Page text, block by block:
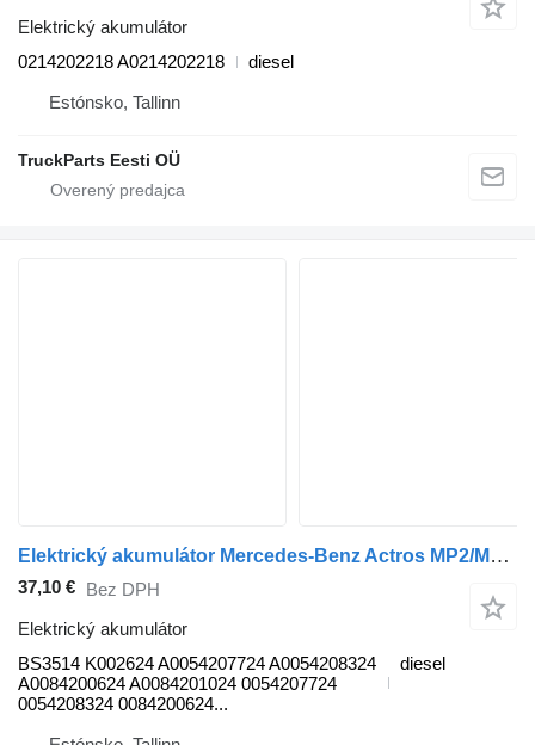
Elektrický akumulátor
0214202218 A0214202218
diesel
Estónsko, Tallinn
TruckParts Eesti OÜ
Elektrický akumulátor Mercedes-Benz Actros MP2/MP3 1846 (01.02-) BS3514 K002624 na ťahača Mercedes-Benz Actros, Axor MP1, MP2, MP3 (1996-2014)
37,10 € Bez DPH
Elektrický akumulátor
BS3514 K002624 A0054207724 A0054208324
A0084200624 A0084201024 0054207724
0054208324 0084200624...
diesel